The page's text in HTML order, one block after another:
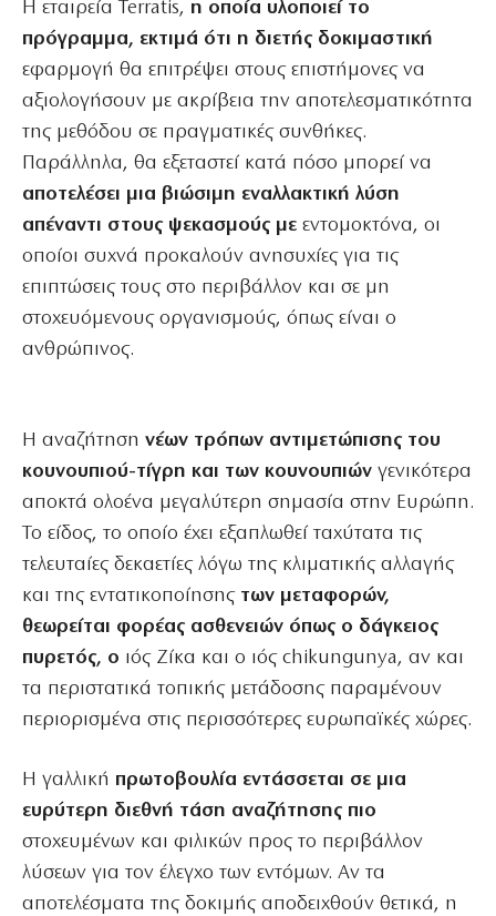
Η εταιρεία Terratis, η οποία υλοποιεί το
πρόγραμμα, εκτιμά ότι η διετής δοκιμαστική
εφαρμογή θα επιτρέψει στους επιστήμονες να
αξιολογήσουν με ακρίβεια την αποτελεσματικότητα
της μεθόδου σε πραγματικές συνθήκες.
Παράλληλα, θα εξεταστεί κατά πόσο μπορεί να
αποτελέσει μια βιώσιμη εναλλακτική λύση
απέναντι στους ψεκασμούς με εντομοκτόνα, οι
οποίοι συχνά προκαλούν ανησυχίες για τις
επιπτώσεις τους στο περιβάλλον και σε μη
στοχευόμενους οργανισμούς, όπως είναι ο
ανθρώπινος.
Η αναζήτηση νέων τρόπων αντιμετώπισης του
κουνουπιού-τίγρη και των κουνουπιών γενικότερα
αποκτά ολοένα μεγαλύτερη σημασία στην Ευρώπη.
Το είδος, το οποίο έχει εξαπλωθεί ταχύτατα τις
τελευταίες δεκαετίες λόγω της κλιματικής αλλαγής
και της εντατικοποίησης των μεταφορών,
θεωρείται φορέας ασθενειών όπως ο δάγκειος
πυρετός, ο ιός Ζίκα και ο ιός chikungunya, αν και
τα περιστατικά τοπικής μετάδοσης παραμένουν
περιορισμένα στις περισσότερες ευρωπαϊκές χώρες.
Η γαλλική πρωτοβουλία εντάσσεται σε μια
ευρύτερη διεθνή τάση αναζήτησης πιο
στοχευμένων και φιλικών προς το περιβάλλον
λύσεων για τον έλεγχο των εντόμων. Αν τα
αποτελέσματα της δοκιμής αποδειχθούν θετικά, η